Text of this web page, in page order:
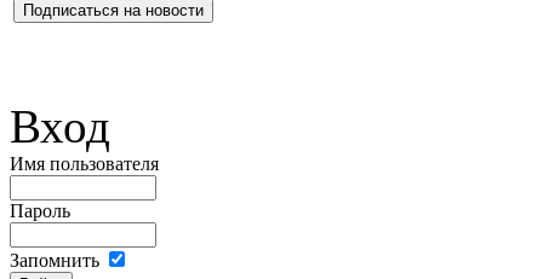
Вход
Имя пользователя
Пароль
Запомнить